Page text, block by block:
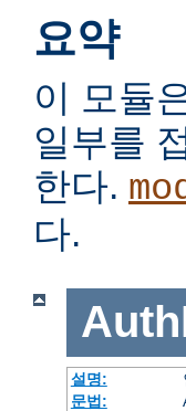
요약
이 모듈
일부를
한다.
다.
설명:
문법: